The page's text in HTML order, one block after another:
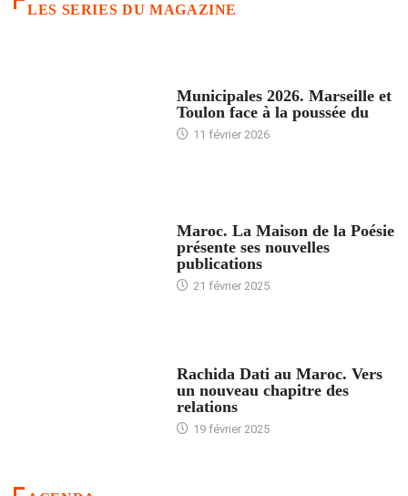
LES SERIES DU MAGAZINE
Municipales 2026. Marseille et
Toulon face à la poussée du
11 février 2026
Maroc. La Maison de la Poésie
présente ses nouvelles
publications
21 février 2025
Rachida Dati au Maroc. Vers
un nouveau chapitre des
relations
19 février 2025